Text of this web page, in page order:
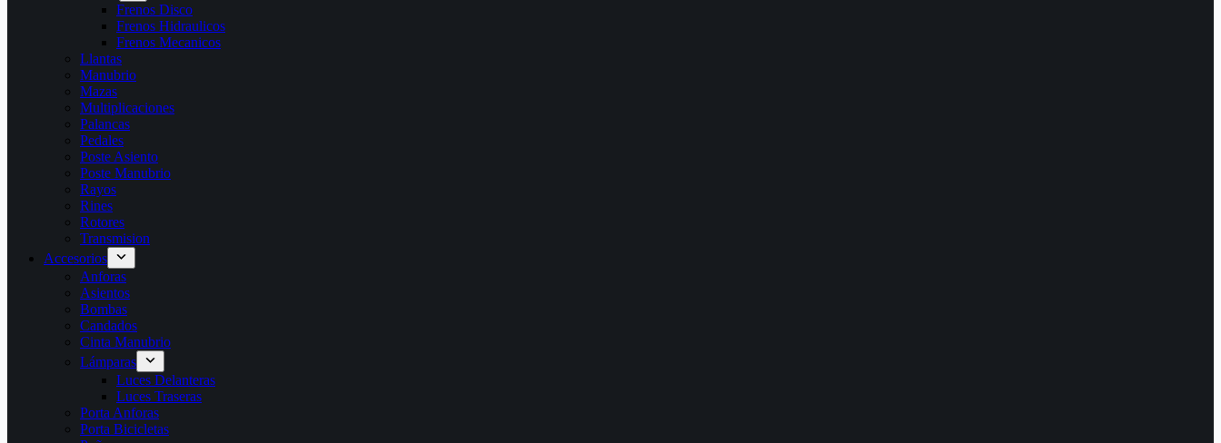
Frenos Disco
Frenos Hidraulicos
Frenos Mecanicos
Llantas
Manubrio
Mazas
Multiplicaciones
Palancas
Pedales
Poste Asiento
Poste Manubrio
Rayos
Rines
Rotores
Transmision
Accesorios
Anforas
Asientos
Bombas
Candados
Cinta Manubrio
Lámparas
Luces Delanteras
Luces Traseras
Porta Anforas
Porta Bicicletas